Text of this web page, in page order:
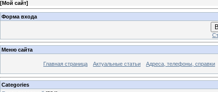
[Мой сайт]
Форма входа
Меню сайта
Главная страница Актуальные статьи Адреса, телефоны, справки
Categories